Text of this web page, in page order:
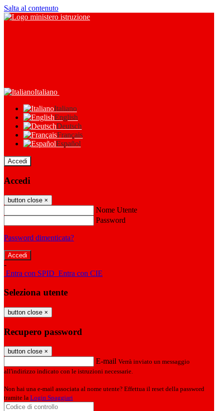
Salta al contenuto
Italiano
Italiano
English
Deutsch
Français
Español
Accedi
Accedi
button close ×
Nome Utente
Password
Password dimenticata?
-
Entra con SPID Entra con CIE
Seleziona utente
button close ×
Recupero password
button close ×
E-mail Verrà inviato un messaggio
all'indirizzo indicato con le istruzioni necessarie.
Non hai una e-mail associata al nome utente? Effettua il reset della password
tramite la Login Spaggiari